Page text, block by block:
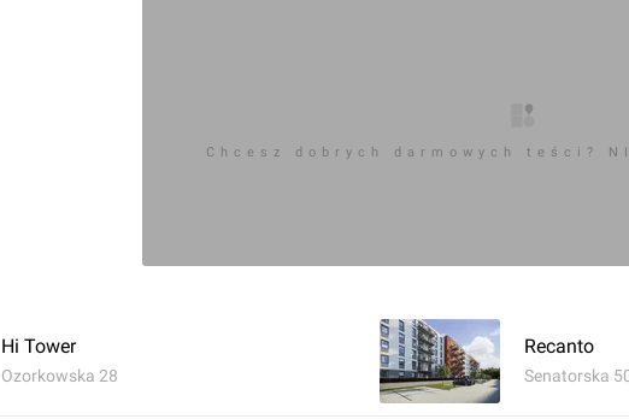
Chcesz dobrych darmowych teści?
Hi Tower
Ozorkowska 28
Recanto
Senatorska